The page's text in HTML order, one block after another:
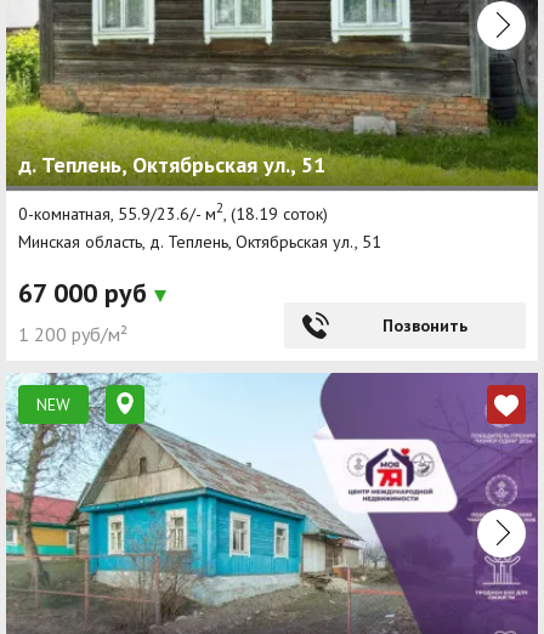
д. Теплень, Октябрьская ул., 51
0-комнатная, 55.9/23.6/- м2 , (18.19 соток)
Минская область, д. Теплень, Октябрьская ул., 51
67 000 руб
1 200 руб/м² Позвонить
NEW